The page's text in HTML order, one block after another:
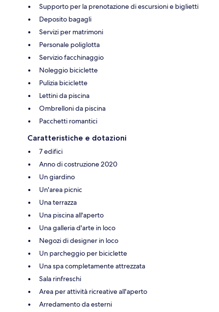
Supporto per la prenotazione di escursioni e biglietti
Deposito bagagli
Servizi per matrimoni
Personale poliglotta
Servizio facchinaggio
Noleggio biciclette
Pulizia biciclette
Lettini da piscina
Ombrelloni da piscina
Pacchetti romantici
Caratteristiche e dotazioni
7 edifici
Anno di costruzione 2020
Un giardino
Un'area picnic
Una terrazza
Una piscina all'aperto
Una galleria d'arte in loco
Negozi di designer in loco
Un parcheggio per biciclette
Una spa completamente attrezzata
Sala rinfreschi
Area per attività ricreative all'aperto
Arredamento da esterni